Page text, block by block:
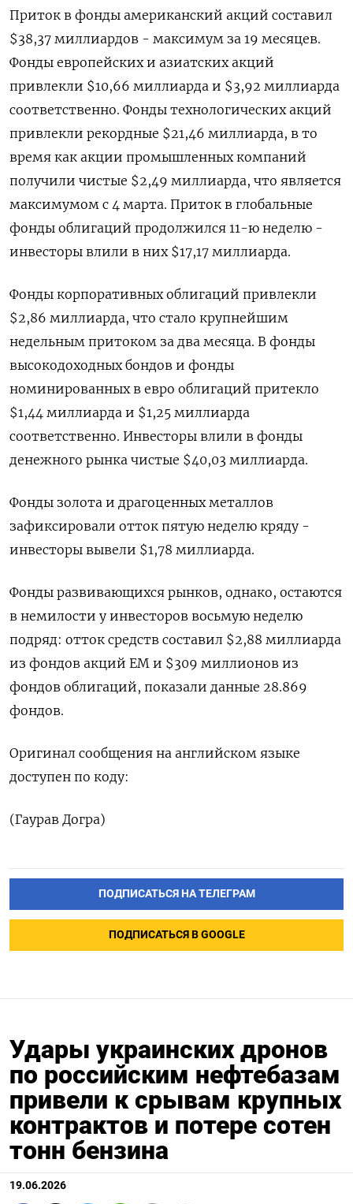
Приток в фонды ​американский акций составил
$38,37 миллиардов - максимум за 19 ‌месяцев.
Фонды европейских и азиатских акций
привлекли $10,66 миллиарда и $3,92 ​миллиарда
соответственно. Фонды технологических акций
привлекли рекордные $21,46 миллиарда, в ‌то
время как акции промышленных компаний
получили чистые $2,49 миллиарда, что является
максимумом с 4 марта. Приток в ​глобальные
фонды ​облигаций продолжился ‌11-ю неделю -
инвесторы влили в них $17,17 миллиарда.
Фонды корпоративных облигаций ​привлекли
$2,86 миллиарда, что стало крупнейшим
недельным притоком за два месяца. В фонды
высокодоходных бондов и фонды
номинированных в евро облигаций притекло
$1,44 миллиарда и $1,25 миллиарда
соответственно. Инвесторы влили в фонды
денежного рынка чистые $40,03 миллиарда.
Фонды золота и драгоценных металлов ​
зафиксировали отток пятую неделю ⁠кряду -
инвесторы вывели $1,78 миллиарда.
Фонды развивающихся рынков, однако, остаются
в немилости у инвесторов ‌восьмую неделю
подряд: отток средств составил $2,88 миллиарда
из ‌фондов акций ЕМ и $309 миллионов из
фондов облигаций, показали ​данные 28.869
фондов.
Оригинал сообщения на английском ‌языке
доступен по коду:
(Гаурав Догра)
ПОДПИСАТЬСЯ НА ТЕЛЕГРАМ
ПОДПИСАТЬСЯ В GOOGLE
Удары украинских дронов
по российским нефтебазам
привели к срывам крупных
контрактов и потере сотен
тонн бензина
19.06.2026